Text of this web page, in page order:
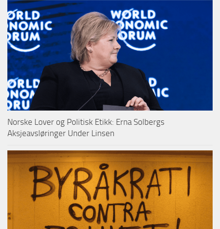
Norske Lover og Politisk Etikk: Erna Solbergs
Aksjeavsløringer Under Linsen